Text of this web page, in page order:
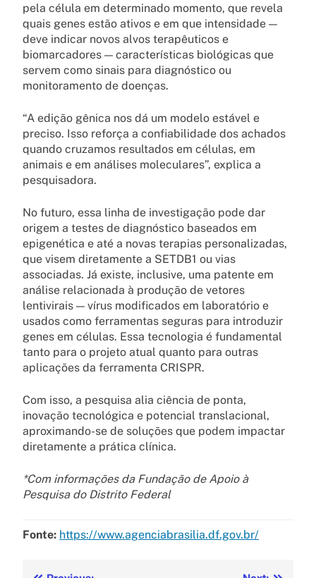
pela célula em determinado momento, que revela
quais genes estão ativos e em que intensidade —
deve indicar novos alvos terapêuticos e
biomarcadores — características biológicas que
servem como sinais para diagnóstico ou
monitoramento de doenças.
“A edição gênica nos dá um modelo estável e
preciso. Isso reforça a confiabilidade dos achados
quando cruzamos resultados em células, em
animais e em análises moleculares”, explica a
pesquisadora.
No futuro, essa linha de investigação pode dar
origem a testes de diagnóstico baseados em
epigenética e até a novas terapias personalizadas,
que visem diretamente a SETDB1 ou vias
associadas. Já existe, inclusive, uma patente em
análise relacionada à produção de vetores
lentivirais — vírus modificados em laboratório e
usados como ferramentas seguras para introduzir
genes em células. Essa tecnologia é fundamental
tanto para o projeto atual quanto para outras
aplicações da ferramenta CRISPR.
Com isso, a pesquisa alia ciência de ponta,
inovação tecnológica e potencial translacional,
aproximando-se de soluções que podem impactar
diretamente a prática clínica.
*Com informações da Fundação de Apoio à
Pesquisa do Distrito Federal
Fonte: https://www.agenciabrasilia.df.gov.br/